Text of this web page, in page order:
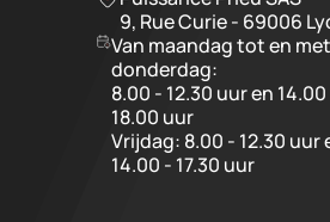
9, Rue Curie - 69006
Van maandag tot en met
donderdag:
8.00 - 12.30 uur en 14.00
18.00 uur
Vrijdag: 8.00 - 12.30 uur
14.00 - 17.30 uur